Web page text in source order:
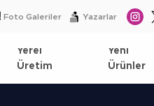
Foto Galeriler Yazarlar
Yerel
Üretim
Yeni
Ürünler